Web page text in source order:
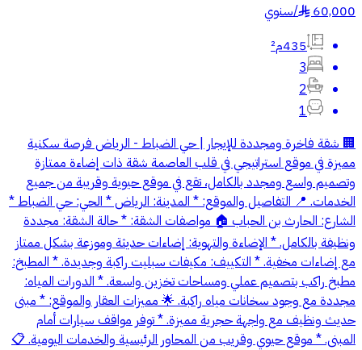
60,000
§
/سنوي
435م²
3
2
1
🏢 شقة فاخرة ومجددة للإيجار | حي الضباط - الرياض فرصة سكنية
مميزة في موقع استراتيجي في قلب العاصمة شقة ذات إضاءة ممتازة
وتصميم واسع ومجدد بالكامل، تقع في موقع حيوية وقريبة من جميع
الخدمات. 📍 التفاصيل والموقع: * المدينة: الرياض * الحي: حي الضباط *
الشارع: الحارث بن الحباب 🏠 مواصفات الشقة: * حالة الشقة: مجددة
ونظيفة بالكامل. * الإضاءة والتهوية: إضاءات حديثة وموزعة بشكل ممتاز
مع إضاءات مخفية. * التكييف: مكيفات سبليت راكبة وجديدة. * المطبخ:
مطبخ راكب بتصميم عملي ومساحات تخزين واسعة. * الدورات المياه:
مجددة مع وجود سخانات مياه راكبة. 🌟 مميزات العقار والموقع: * مبنى
حديث ونظيف مع واجهة حجرية مميزة. * توفر مواقف سيارات أمام
المبنى. * موقع حيوي وقريب من المحاور الرئيسية والخدمات اليومية. 📋